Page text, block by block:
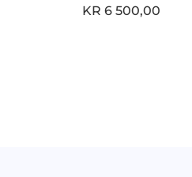
KR 6 500,00